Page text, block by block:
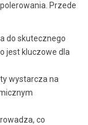
Przede
do skutecznego
jest kluczowe dla
wystarcza na
co